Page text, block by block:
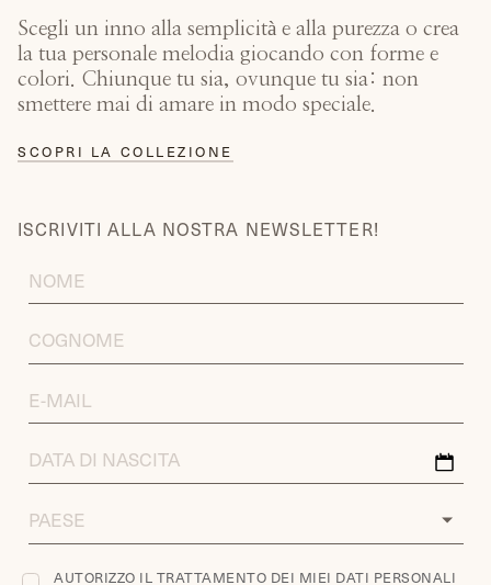
Scegli un inno alla semplicità e alla purezza o crea
la tua personale melodia giocando con forme e
colori. Chiunque tu sia, ovunque tu sia: non
smettere mai di amare in modo speciale.
SCOPRI LA COLLEZIONE
ISCRIVITI ALLA NOSTRA NEWSLETTER!
FIRST
NAME
LAST
NAME
EMAIL
ADDRESS
DATA
DI
COUNTRY
AUTORIZZO IL TRATTAMENTO DEI MIEI DATI PERSONALI